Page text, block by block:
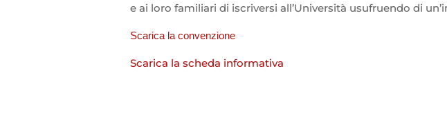
e ai loro familiari di iscriversi all’Università usufruendo di
Scarica la convenzione
Scarica la scheda informativa